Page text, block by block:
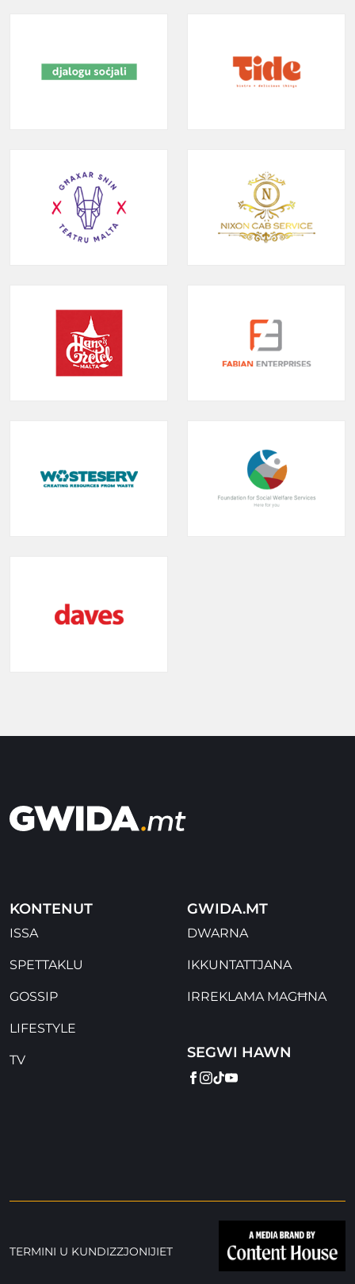
KONTENUT
ISSA
SPETTAKLU
GOSSIP
LIFESTYLE
TV
GWIDA.MT
DWARNA
IKKUNTATTJANA
IRREKLAMA MAGĦNA
SEGWI HAWN
FACEBOOK
INSTAGRAM
TIKTOK
YOUTUBE
TERMINI U KUNDIZZJONIJIET